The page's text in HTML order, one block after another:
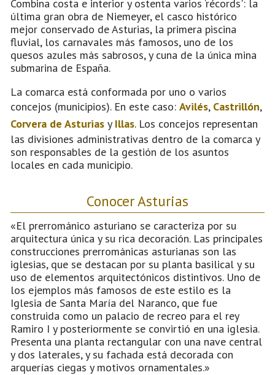
Combina costa e interior y ostenta varios ‘récords': la
última gran obra de Niemeyer, el casco histórico
mejor conservado de Asturias, la primera piscina
fluvial, los carnavales más famosos, uno de los
quesos azules más sabrosos, y cuna de la única mina
submarina de España.
La comarca está conformada por uno o varios
concejos (municipios). En este caso: Avilés, Castrillón,
Corvera de Asturias y Illas. Los concejos representan
las divisiones administrativas dentro de la comarca y
son responsables de la gestión de los asuntos
locales en cada municipio.
Conocer Asturias
«El prerrománico asturiano se caracteriza por su
arquitectura única y su rica decoración. Las principales
construcciones prerrománicas asturianas son las
iglesias, que se destacan por su planta basilical y su
uso de elementos arquitectónicos distintivos. Uno de
los ejemplos más famosos de este estilo es la
Iglesia de Santa María del Naranco, que fue
construida como un palacio de recreo para el rey
Ramiro I y posteriormente se convirtió en una iglesia.
Presenta una planta rectangular con una nave central
y dos laterales, y su fachada está decorada con
arquerías ciegas y motivos ornamentales.»